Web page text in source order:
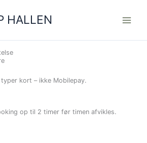
HALLEN
kort – ikke Mobilepay.
op til 2 timer før timen afvikles.